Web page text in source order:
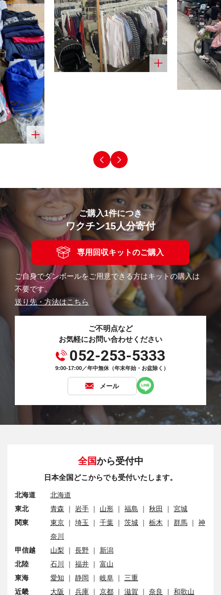
ご購入1件につき
ワクチン15人分寄付
専用回収キットのご購入
ご自身でダンボールをご用意できる方はキットの購入は
不要です。
送り先・方法はこちら
ご不明点など
お気軽にお問い合わせください
052-253-5333
9:00-17:00／年中無休（年末年始・お盆除く）
メール
全国から受付中
日本全国どこからでも受付いたします。
北海道
北海道
東北
青森 ｜ 岩手 ｜ 山形 ｜ 福島 ｜ 秋田 ｜ 宮城
関東
東京 ｜ 埼玉 ｜ 千葉 ｜ 茨城 ｜ 栃木 ｜ 群馬 ｜ 神
奈川
甲信越
山梨 ｜ 長野 ｜ 新潟
北陸
石川 ｜ 福井 ｜ 富山
東海
愛知 ｜ 静岡 ｜ 岐阜 ｜ 三重
近畿
大阪 ｜ 兵庫 ｜ 京都 ｜ 滋賀 ｜ 奈良 ｜ 和歌山